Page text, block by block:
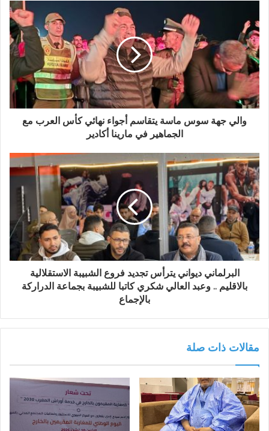
ا
ل
إ
ل
ك
ت
ر
والي جهة سوس ماسة يتقاسم أجواء نهائي كأس العرب مع
الجماهير في مارينا أكادير
البرلماني ديواني يترأس تجديد فروع الشبيبة الاستقلالية
بالاقليم .. وعبد العالي شكري كاتبا للشبيبة بجماعة الدراركة
بالإجماع
مقالات ذات صلة